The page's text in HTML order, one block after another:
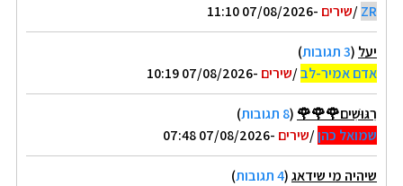
ZR
/שירים -07/08/2026 11:10
יעל (3 תגובות
)
אדם אמיר-לב/שירים -07/08/2026 10:19
רִגּוּשִׁים🌹🌹🌹 (8 תגובות
)
שמואל כהן/שירים -07/08/2026 07:48
שיהיה מי שידאג(4 תגובות
)